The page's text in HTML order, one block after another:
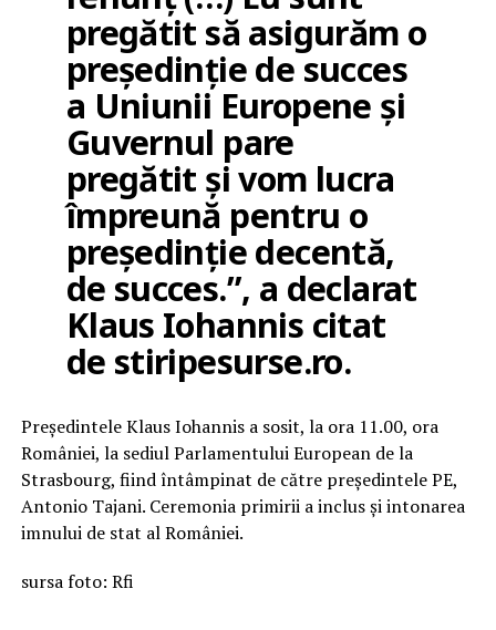
pregătit să asigurăm o
președinție de succes
a Uniunii Europene și
Guvernul pare
pregătit și vom lucra
împreună pentru o
președinție decentă,
de succes.”, a declarat
Klaus Iohannis citat
de stiripesurse.ro.
Preşedintele Klaus Iohannis a sosit, la ora 11.00, ora
României, la sediul Parlamentului European de la
Strasbourg, fiind întâmpinat de către preşedintele PE,
Antonio Tajani. Ceremonia primirii a inclus şi intonarea
imnului de stat al României.
sursa foto: Rfi